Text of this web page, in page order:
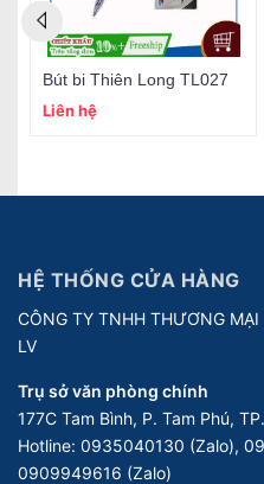
Bút bi Thiên Long TL027
Liên hệ
HỆ THỐNG CỬA HÀNG
CÔNG TY TNHH THƯƠNG
LV
Trụ sở văn phòng chính
177C Tam Bình, P. Tam Phú,
Hotline: 0935040130 (Zalo),
0909949616 (Zalo)